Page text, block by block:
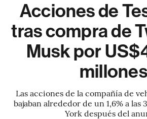
Acciones de
tras compra de
Musk por
millones
Las acciones de la compañía de
bajaban alrededor de un 1,6% a las
York después del